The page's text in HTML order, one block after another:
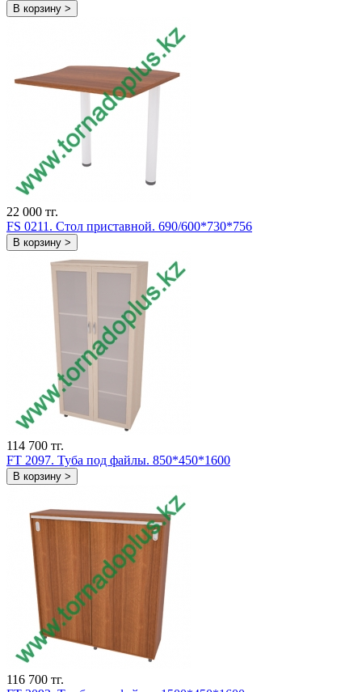
В корзину >
22 000 тг.
FS 0211. Стол приставной. 690/600*730*756
В корзину >
114 700 тг.
FT 2097. Туба под файлы. 850*450*1600
В корзину >
116 700 тг.